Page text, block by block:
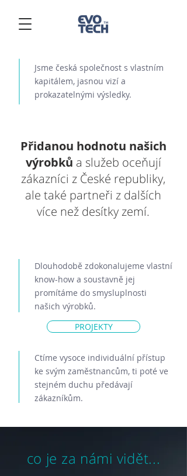
Jsme česká společnost s vlastním
kapitálem, jasnou vizí a
prokazatelnými výsledky.
Přidanou hodnotu našich
výrobků a služeb oceňují
zákazníci z České republiky,
ale také partneři z dalších
více než desítky zemí.
Dlouhodobě zdokonalujeme vlastní
know-how a soustavně jej
promítáme do smysluplnosti
našich výrobků.
PROJEKTY
Ctíme vysoce individuální přístup
ke svým zaměstnancům, ti poté ve
stejném duchu předávají
zákazníkům.
co je za námi vidět...